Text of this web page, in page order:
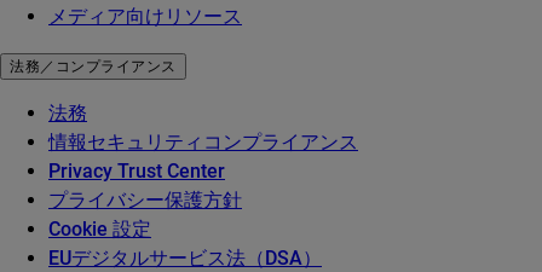
メディア向けリソース
法務／コンプライアンス
法務
情報セキュリティコンプライアンス
Privacy Trust Center
プライバシー保護方針
Cookie 設定
EUデジタルサービス法（DSA）